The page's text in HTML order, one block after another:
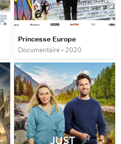
Princesse Europe
Documentaire • 2020